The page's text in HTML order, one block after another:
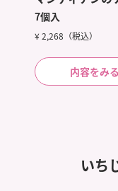
7個入
¥ 2,268（税込）
内容をみる
いち